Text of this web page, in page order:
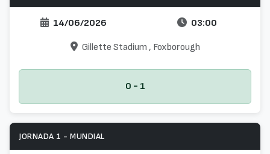
14/06/2026 03:00
Gillette Stadium , Foxborough
0 - 1
JORNADA 1 - MUNDIAL